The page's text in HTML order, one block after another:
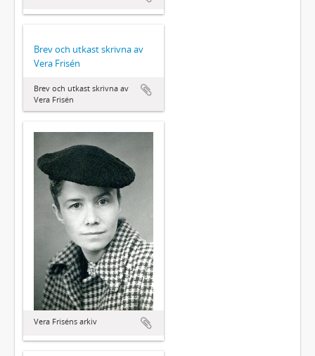
Brev och utkast skrivna av
Vera Frisén
Brev och utkast skrivna av
Vera Frisén
Vera Friséns arkiv